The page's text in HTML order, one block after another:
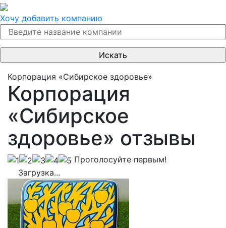
Хочу добавить компанию
Корпорация «Сибирское здоровье»
Корпорация
«Сибирское
здоровье» отзывы
Проголосуйте первым!
Загрузка...